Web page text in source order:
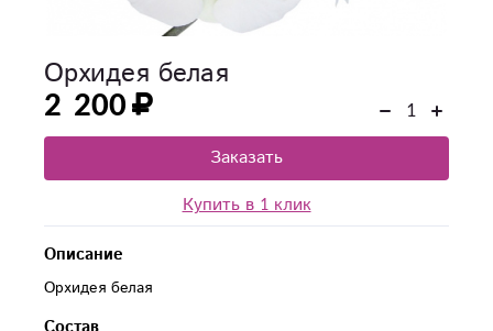
Орхидея белая
2 200
Заказать
Купить в 1 клик
Описание
Орхидея белая